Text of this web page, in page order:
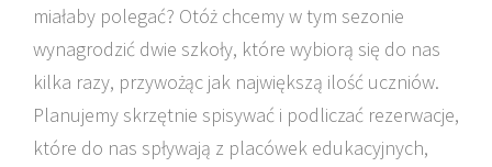
miałaby polegać? Otóż chcemy w tym sezonie
wynagrodzić dwie szkoły, które wybiorą się do nas
kilka razy, przywożąc jak największą ilość uczniów.
Planujemy skrzętnie spisywać i podliczać rezerwacje,
które do nas spływają z placówek edukacyjnych,